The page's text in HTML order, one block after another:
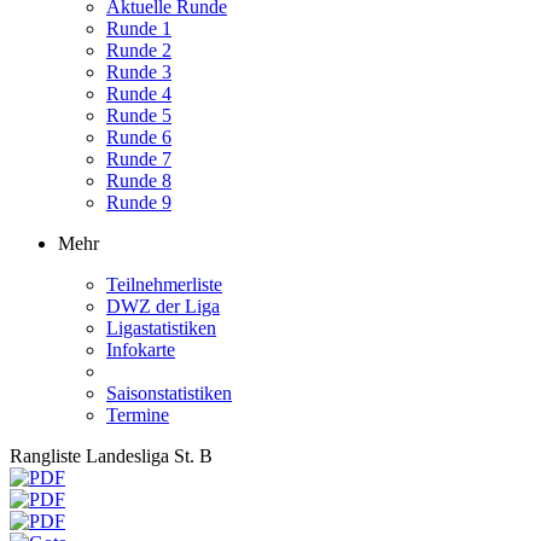
Aktuelle Runde
Runde 1
Runde 2
Runde 3
Runde 4
Runde 5
Runde 6
Runde 7
Runde 8
Runde 9
Mehr
Teilnehmerliste
DWZ der Liga
Ligastatistiken
Infokarte
Saisonstatistiken
Termine
Rangliste Landesliga St. B